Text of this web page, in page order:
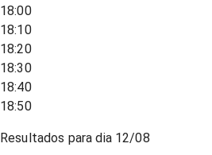
18:00
18:10
18:20
18:30
18:40
18:50
Resultados para dia 12/08